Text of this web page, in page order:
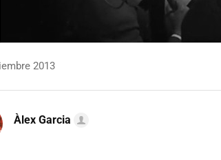
2013
Àlex Garcia